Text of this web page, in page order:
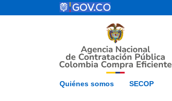
Pasar al contenido principal
Quiénes somos SECOP